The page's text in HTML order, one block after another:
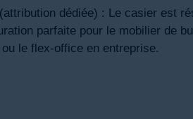
dédiée) : Le casier est
parfaite pour le mobilier de
le flex-office en entreprise.